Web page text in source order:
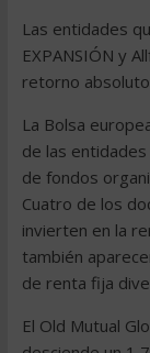
Las entidades
EXPANSIÓN y
retorno
La Bolsa
de las
de fondos
Cuatro de los
invierten en la
también
de renta fija
El Old Mutual